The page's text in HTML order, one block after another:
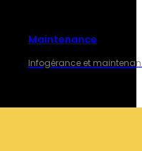
Maintenance
Infogérance et